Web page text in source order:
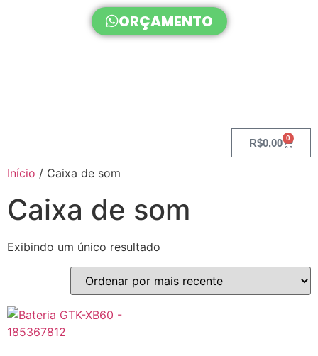
ORÇAMENTO
R$0,00 0
Início / Caixa de som
Caixa de som
Exibindo um único resultado